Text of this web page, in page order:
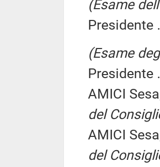
(Esame
Presidente
(Esame
Presidente
AMICI
del
AMICI
del